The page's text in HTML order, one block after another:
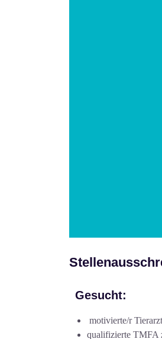
Gesucht:
motivierte/r
qualifizierte TMFA